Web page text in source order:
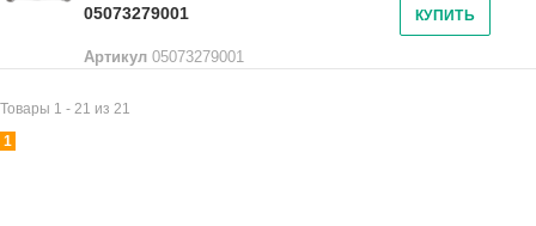
05073279001
Артикул 05073279001
КУПИТЬ
Товары 1 - 21 из 21
1